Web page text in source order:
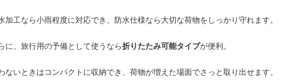
加工なら小雨程度に対応でき、防水仕様なら大切な荷物をしっかり守れます。
に、旅行用の予備として使うなら折りたたみ可能タイプが便利。
ないときはコンパクトに収納でき、荷物が増えた場面でさっと取り出せます。